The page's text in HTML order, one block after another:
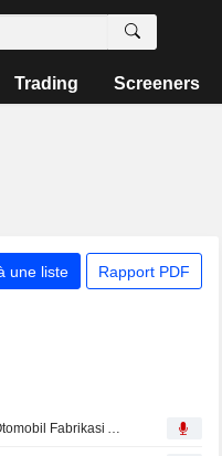
Trading Screeners
une liste Rapport PDF
Transcript : Tofas Türk Otomobil Fabrikasi Anonim Sirketi, H1 2026 Earnings Call, Jul 30, 2026